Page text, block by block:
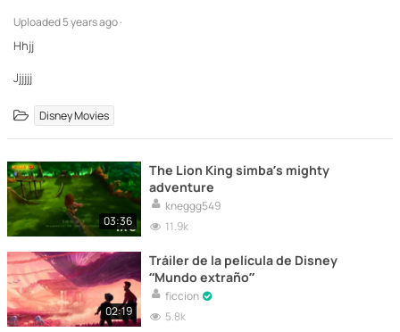
Uploaded5 years ago ·
Hhjj
Jjjjjj
Disney Movies
03:36
The Lion King simba’s mighty
adventure
kneggg549
11.9k
02:19
Tráiler de la película de Disney
“Mundo extraño”
ficcion
5.8k